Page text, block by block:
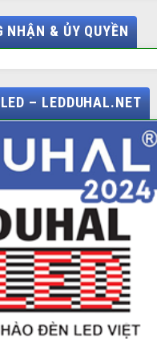
NHẬN & ỦY QUYỀN
– LEDDUHAL.NET